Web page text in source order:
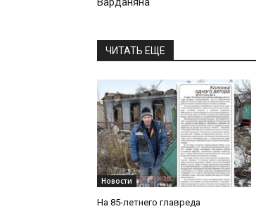
ЧИТАТЬ ЕЩЕ
Новости
На 85-летнего главреда